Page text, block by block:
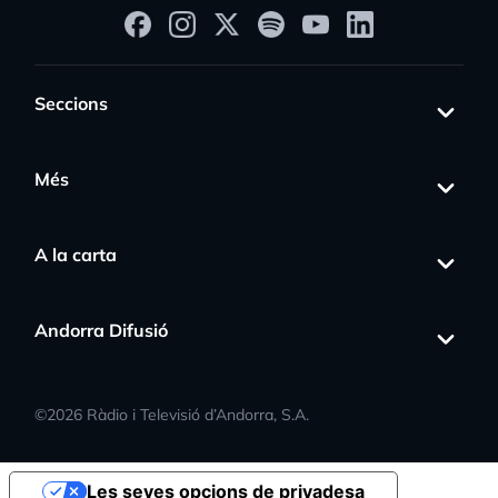
Seccions
Més
A la carta
Andorra Difusió
©2026 Ràdio i Televisió d’Andorra, S.A.
Les seves opcions de privadesa